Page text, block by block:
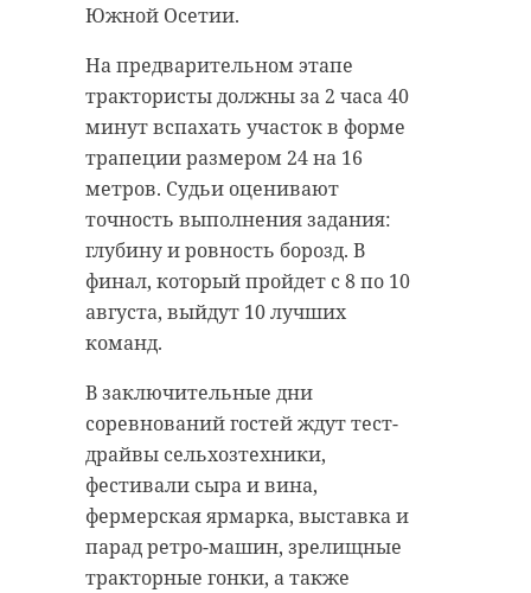
Южной Осетии.
На предварительном этапе
трактористы должны за 2 часа 40
минут вспахать участок в форме
трапеции размером 24 на 16
метров. Судьи оценивают
точность выполнения задания:
глубину и ровность борозд. В
финал, который пройдет с 8 по 10
августа, выйдут 10 лучших
команд.
В заключительные дни
соревнований гостей ждут тест-
драйвы сельхозтехники,
фестивали сыра и вина,
фермерская ярмарка, выставка и
парад ретро-машин, зрелищные
тракторные гонки, а также